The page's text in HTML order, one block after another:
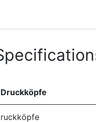
Druckköpfe